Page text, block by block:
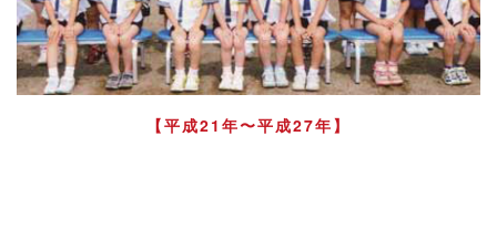
【平成21年〜平成27年】